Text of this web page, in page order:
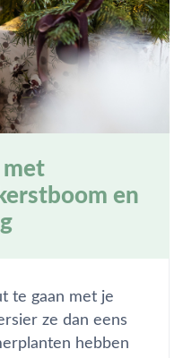
met
en
te gaan met je
ze dan eens
hebben